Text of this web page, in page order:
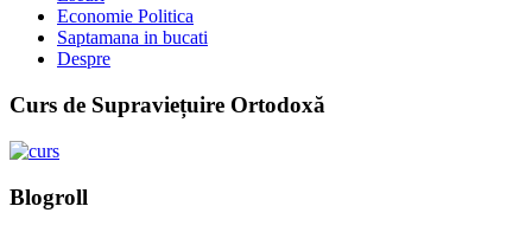
Economie Politica
Saptamana in bucati
Despre
Curs de Supraviețuire Ortodoxă
Blogroll